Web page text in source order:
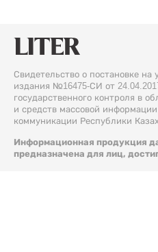
Свидетельство о постановке на
издания №16475-СИ от
государственного контроля в
и средств массовой
коммуникации Республики
Информационная продукция
предназначена для лиц,